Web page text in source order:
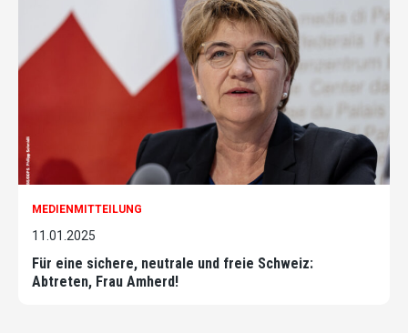
MEDIENMITTEILUNG
11.01.2025
Für eine sichere, neutrale und freie Schweiz:
Abtreten, Frau Amherd!